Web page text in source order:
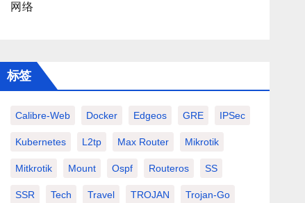
网络
标签
Calibre-Web Docker Edgeos GRE IPSec
Kubernetes L2tp Max Router Mikrotik
Mitkrotik Mount Ospf Routeros SS
SSR Tech Travel TROJAN Trojan-Go